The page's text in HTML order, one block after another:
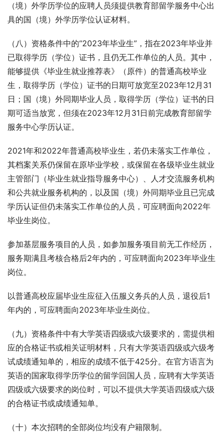
（境）外学历学位的应聘人员须提供教育部留学服务中心出
具的国（境）外学历学位认证材料。
（八）资格条件中的“2023年毕业生”，指在2023年毕业并
已取得学历（学位）证书，且仍无工作单位的人员。其中，
能够提供《毕业生就业推荐表》（原件）的普通高校毕业
生，取得学历（学位）证书的日期可放宽至2023年12月31
日；国（境）外同期毕业人员，取得学历（学位）证书的日
期可适当放宽，但须在2023年12月31日前完成教育部留学
服务中心学历认证。
2021年和2022年普通高校毕业生，若仍未落实工作单位，
其档案关系仍保留在原毕业学校，或保留在各级毕业生就业
主管部门（毕业生就业指导服务中心）、人才交流服务机构
和公共就业服务机构的，以及国（境）外同期毕业且已完成
学历认证但仍未落实工作单位的人员，可应聘面向2022年
毕业生岗位。
参加基层服务项目的人员，如参加服务项目前无工作经历，
服务期满且考核合格后2年内的，可应聘面向2023年毕业生
岗位。
以普通高校应届毕业生应征入伍服义务兵的人员，退役后1
年内的，可应聘面向2023年毕业生岗位。
（九）资格条件中有大学英语四级或六级要求的，需提供相
应的合格证书或相关证明材料，只有大学英语四级或六级考
试成绩通知单的，相应的成绩不低于425分。在官方语言为
英语的国家取得学历学位的留学回国人员，应聘有大学英语
四级或六级要求的岗位时，可以不提供大学英语四级或六级
的合格证书或成绩通知单。
（十）本次招聘的全部岗位均没有户籍限制。